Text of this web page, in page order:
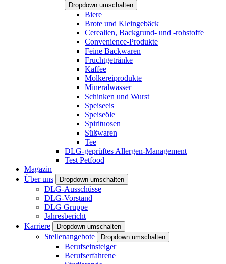
Dropdown umschalten
Biere
Brote und Kleingebäck
Cerealien, Backgrund- und -rohstoffe
Convenience-Produkte
Feine Backwaren
Fruchtgetränke
Kaffee
Molkereiprodukte
Mineralwasser
Schinken und Wurst
Speiseeis
Speiseöle
Spirituosen
Süßwaren
Tee
DLG-geprüftes Allergen-Management
Test Petfood
Magazin
Über uns
Dropdown umschalten
DLG-Ausschüsse
DLG-Vorstand
DLG Gruppe
Jahresbericht
Karriere
Dropdown umschalten
Stellenangebote Dropdown umschalten
Berufseinsteiger
Berufserfahrene